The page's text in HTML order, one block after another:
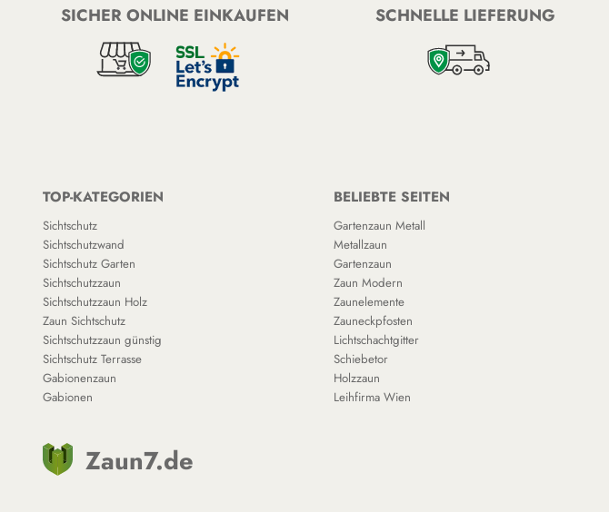
SICHER ONLINE EINKAUFEN SCHNELLE LIEFERUNG
TOP-KATEGORIEN
Sichtschutz
Sichtschutzwand
Sichtschutz Garten
Sichtschutzzaun
Sichtschutzzaun Holz
Zaun Sichtschutz
Sichtschutzzaun günstig
Sichtschutz Terrasse
Gabionenzaun
Gabionen
BELIEBTE SEITEN
Gartenzaun Metall
Metallzaun
Gartenzaun
Zaun Modern
Zaunelemente
Zauneckpfosten
Lichtschachtgitter
Schiebetor
Holzzaun
Leihfirma Wien
Zaun7.de